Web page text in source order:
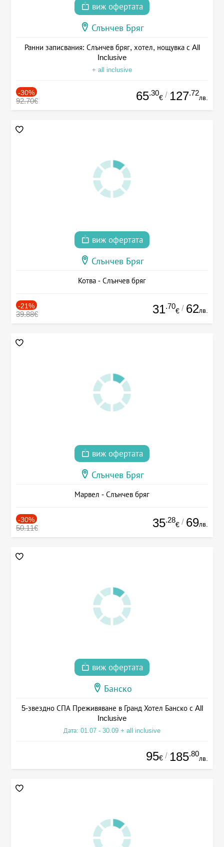
виж офертата
Слънчев Бряг
Ранни записвания: Слънчев бряг, хотел, нощувка с All
Inclusive
+ all inclusive
-30%
92.70€ 65.30
€ / 127.72
лв.
виж офертата
Слънчев Бряг
Котва - Слънчев бряг
-21%
39.88€ 31.70
€ / 62лв.
виж офертата
Слънчев Бряг
Марвел - Слънчев бряг
-30%
50.11€ 35.28
€ / 69лв.
виж офертата
Банско
5-звездно СПА Преживяване в Гранд Хотел Банско с All
Inclusive
Дата: 01.07 - 30.09 + all inclusive
95€ / 185.80
лв.